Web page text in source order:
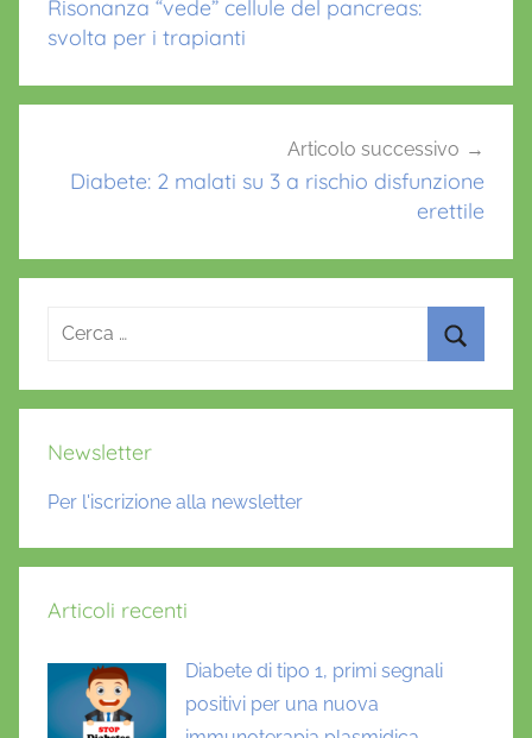
k
Risonanza “vede” cellule del pancreas:
svolta per i trapianti
Articolo successivo
Diabete: 2 malati su 3 a rischio disfunzione
erettile
Ricerca
Newsletter
Per l'iscrizione alla newsletter
Articoli recenti
Diabete di tipo 1, primi segnali
positivi per una nuova